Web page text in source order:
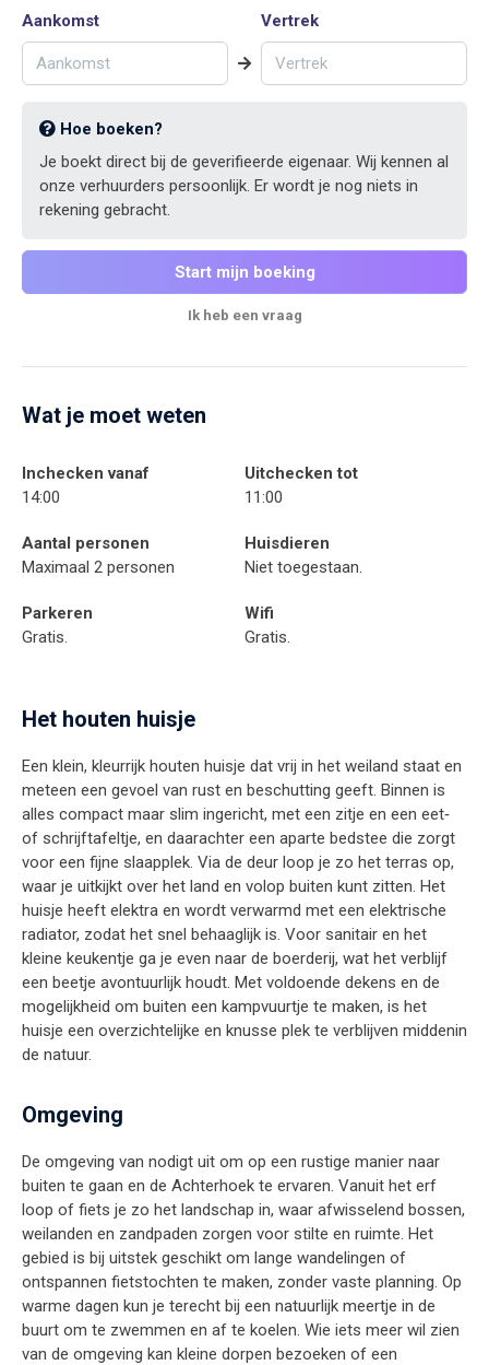
Aankomst Vertrek
Hoe boeken?
Je boekt direct bij de geverifieerde eigenaar. Wij kennen al
onze verhuurders persoonlijk. Er wordt je nog niets in
rekening gebracht.
Start mijn boeking
Ik heb een vraag
Wat je moet weten
Inchecken vanaf
14:00
Uitchecken tot
11:00
Aantal personen
Maximaal 2 personen
Huisdieren
Niet toegestaan.
Parkeren
Gratis.
Wifi
Gratis.
Het houten huisje
Een klein, kleurrijk houten huisje dat vrij in het weiland staat en
meteen een gevoel van rust en beschutting geeft. Binnen is
alles compact maar slim ingericht, met een zitje en een eet‑
of schrijftafeltje, en daarachter een aparte bedstee die zorgt
voor een fijne slaapplek. Via de deur loop je zo het terras op,
waar je uitkijkt over het land en volop buiten kunt zitten. Het
huisje heeft elektra en wordt verwarmd met een elektrische
radiator, zodat het snel behaaglijk is. Voor sanitair en het
kleine keukentje ga je even naar de boerderij, wat het verblijf
een beetje avontuurlijk houdt. Met voldoende dekens en de
mogelijkheid om buiten een kampvuurtje te maken, is het
huisje een overzichtelijke en knusse plek te verblijven middenin
de natuur.
Omgeving
De omgeving van nodigt uit om op een rustige manier naar
buiten te gaan en de Achterhoek te ervaren. Vanuit het erf
loop of fiets je zo het landschap in, waar afwisselend bossen,
weilanden en zandpaden zorgen voor stilte en ruimte. Het
gebied is bij uitstek geschikt om lange wandelingen of
ontspannen fietstochten te maken, zonder vaste planning. Op
warme dagen kun je terecht bij een natuurlijk meertje in de
buurt om te zwemmen en af te koelen. Wie iets meer wil zien
van de omgeving kan kleine dorpen bezoeken of een